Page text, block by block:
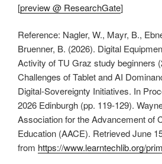
[preview @ ResearchGate]
Reference: Nagler, W., Mayr, B.,
Bruenner, B. (2026). Digital
Activity of TU Graz study beginners
Challenges of Tablet and AI
Digital-Sovereignty Initiatives. In
2026 Edinburgh (pp. 119-129).
Association for the Advancement of
Education (AACE). Retrieved June
from https://www.learntechlib.org/